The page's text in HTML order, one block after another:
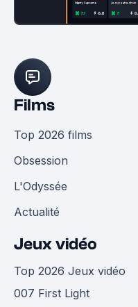
Films
Top 2026 films
Obsession
L'Odyssée
Actualité
Jeux vidéo
Top 2026 Jeux vidéo
007 First Light